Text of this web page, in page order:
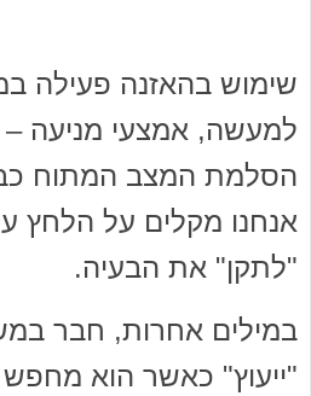
שימוש בהאזנה פעילה
למעשה, אמצעי מניעה –
הסלמת המצב המתוח
אנחנו מקלים על הלחץ על
"לתקן" את הבעיה.
במילים אחרות, חבר
"ייעוץ" כאשר הוא